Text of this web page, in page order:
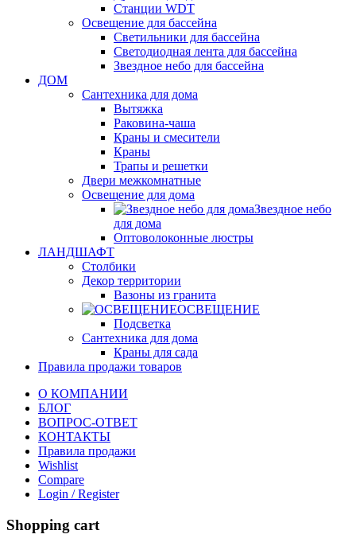
Станции WDT
Освещение для бассейна
Светильники для бассейна
Светодиодная лента для бассейна
Звездное небо для бассейна
ДОМ
Сантехника для дома
Вытяжка
Раковина-чаша
Краны и смесители
Краны
Трапы и решетки
Двери межкомнатные
Освещение для дома
Звездное небо
для дома
Оптоволоконные люстры
ЛАНДШАФТ
Столбики
Декор территории
Вазоны из гранита
ОСВЕЩЕНИЕ
Подсветка
Сантехника для дома
Краны для сада
Правила продажи товаров
О КОМПАНИИ
БЛОГ
ВОПРОС-ОТВЕТ
КОНТАКТЫ
Правила продажи
Wishlist
Compare
Login / Register
Shopping cart